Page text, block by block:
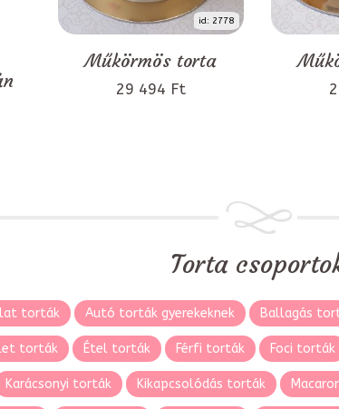
id: 2778
Műkörmös torta
29 494 Ft
Torta
torták Autó torták gyerekeknek Ballagás
torták Étel torták Férfi torták Foci torták
Karácsonyi torták Kikapcsolódás torták